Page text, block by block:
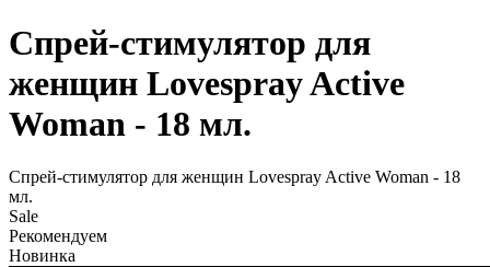
Спрей-стимулятор для
женщин Lovespray Active
Woman - 18 мл.
Спрей-стимулятор для женщин Lovespray Active Woman - 18
мл.
Sale
Рекомендуем
Новинка